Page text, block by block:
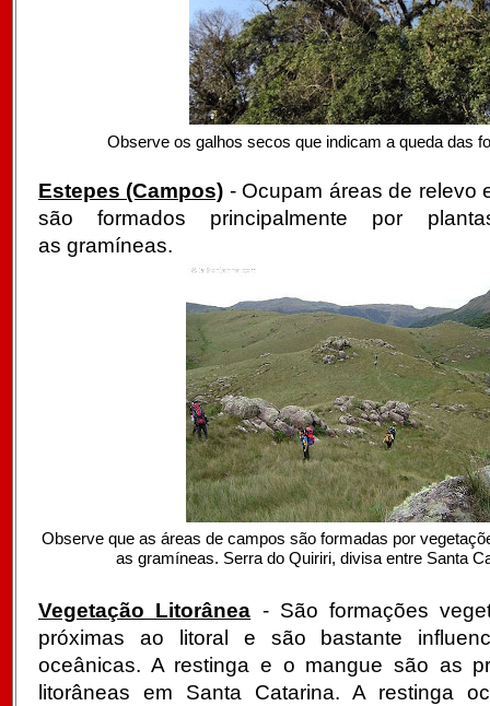
Observe os galhos secos que indicam a queda das
Estepes (Campos) - Ocupam áreas de relevo
são formados principalmente por
as gramíneas.
Observe que as áreas de campos são formadas por
as gramíneas. Serra do Quiriri, divisa entre Santa
Vegetação Litorânea - São formações
próximas ao litoral e são bastante
oceânicas. A restinga e o mangue são as
litorâneas em Santa Catarina. A restinga